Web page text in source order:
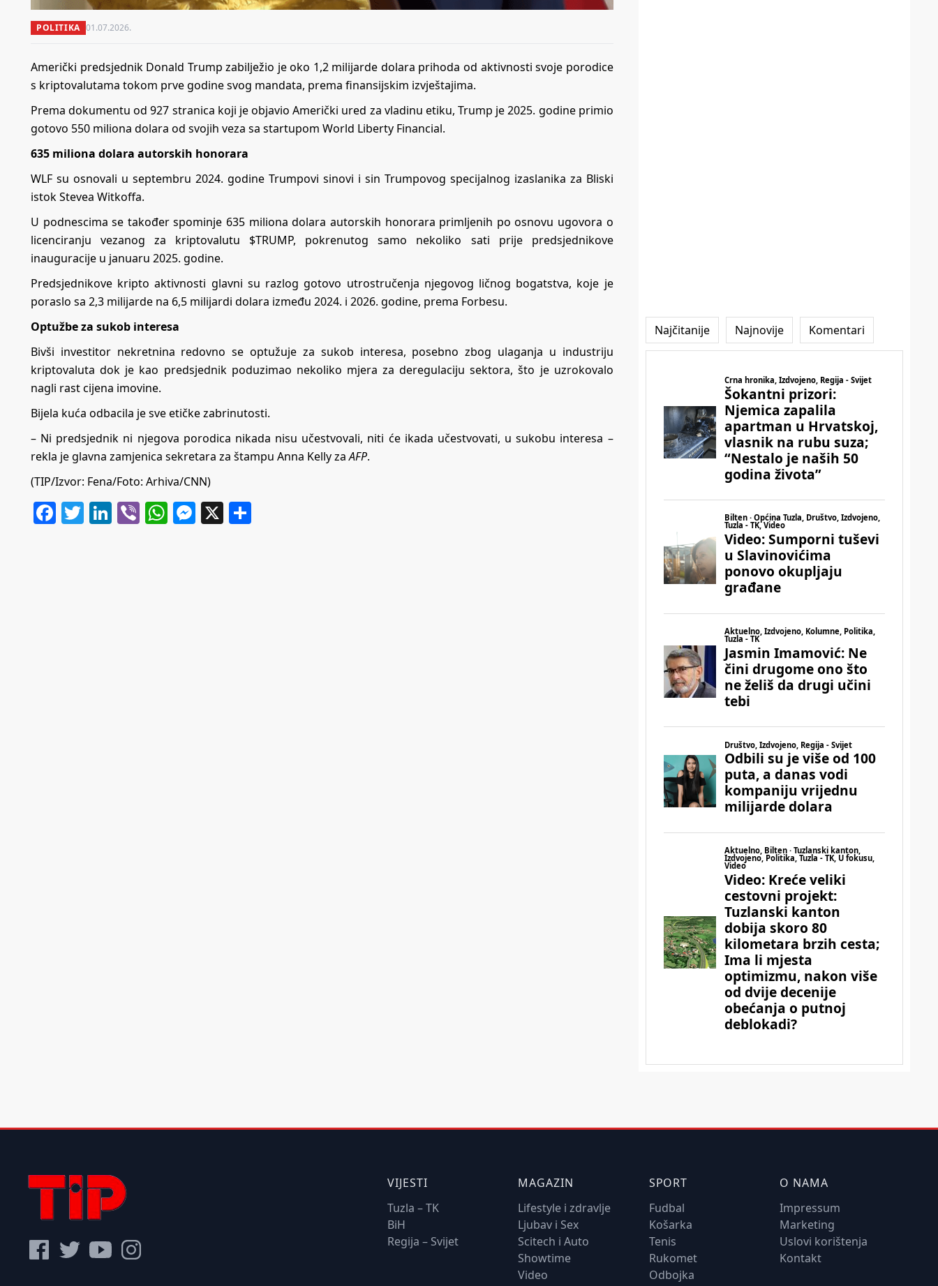
POLITIKA 01.07.2026.
Američki predsjednik Donald Trump zabilježio je oko 1,2 milijarde dolara prihoda od aktivnosti svoje porodice
s kriptovalutama tokom prve godine svog mandata, prema finansijskim izvještajima.
Prema dokumentu od 927 stranica koji je objavio Američki ured za vladinu etiku, Trump je 2025. godine primio
gotovo 550 miliona dolara od svojih veza sa startupom World Liberty Financial.
635 miliona dolara autorskih honorara
WLF su osnovali u septembru 2024. godine Trumpovi sinovi i sin Trumpovog specijalnog izaslanika za Bliski
istok Stevea Witkoffa.
U podnescima se također spominje 635 miliona dolara autorskih honorara primljenih po osnovu ugovora o
licenciranju vezanog za kriptovalutu $TRUMP, pokrenutog samo nekoliko sati prije predsjednikove
inauguracije u januaru 2025. godine.
Predsjednikove kripto aktivnosti glavni su razlog gotovo utrostručenja njegovog ličnog bogatstva, koje je
poraslo sa 2,3 milijarde na 6,5 ​​milijardi dolara između 2024. i 2026. godine, prema Forbesu.
Optužbe za sukob interesa
Bivši investitor nekretnina redovno se optužuje za sukob interesa, posebno zbog ulaganja u industriju
kriptovaluta dok je kao predsjednik poduzimao nekoliko mjera za deregulaciju sektora, što je uzrokovalo
nagli rast cijena imovine.
Bijela kuća odbacila je sve etičke zabrinutosti.
– Ni predsjednik ni njegova porodica nikada nisu učestvovali, niti će ikada učestvovati, u sukobu interesa –
rekla je glavna zamjenica sekretara za štampu Anna Kelly zaAFP.
(TIP/Izvor: Fena/Foto: Arhiva/CNN)
Facebook
Twitter
LinkedIn
ViberWhatsApp
Messenger
X
Najčitanije Najnovije Komentari
VIJESTI
Tuzla – TK
BiH
Regija – Svijet
MAGAZIN
Lifestyle i zdravlje
Ljubav i Sex
Scitech i Auto
Showtime
Video
SPORT
Fudbal
Košarka
Tenis
Rukomet
Odbojka
O NAMA
Impressum
Marketing
Uslovi korištenja
Kontakt